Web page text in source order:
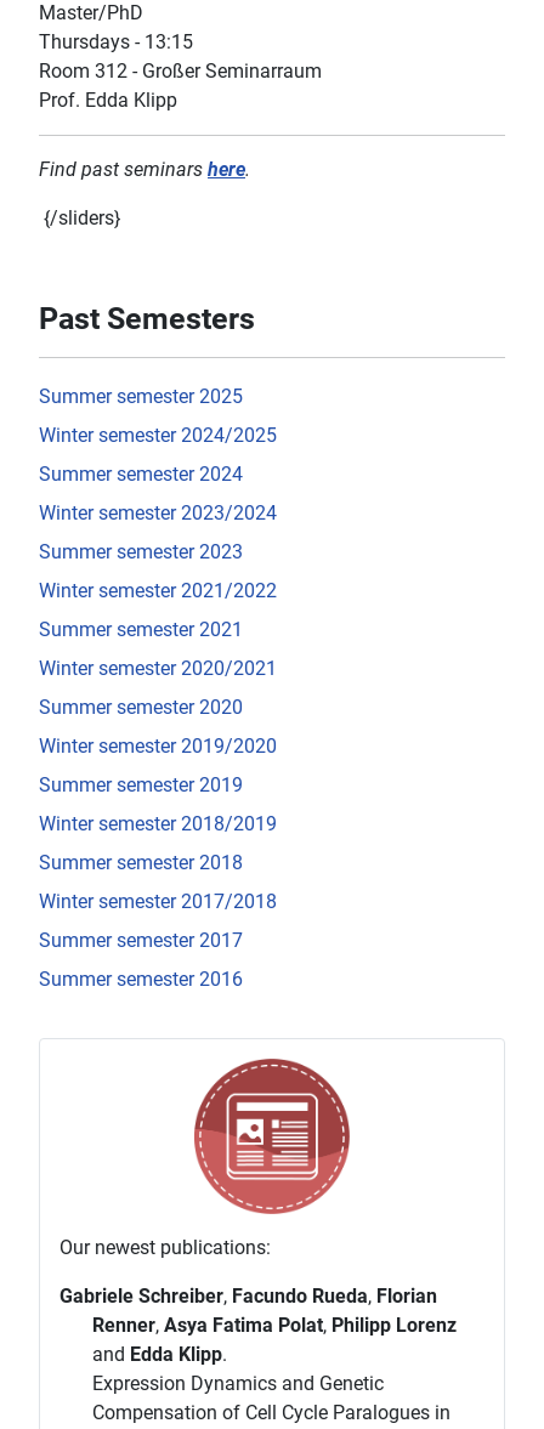
Master/PhD
Thursdays - 13:15
Room 312 - Großer Seminarraum
Prof. Edda Klipp
Find past seminars here.
{/sliders}
Past Semesters
Summer semester 2025
Winter semester 2024/2025
Summer semester 2024
Winter semester 2023/2024
Summer semester 2023
Winter semester 2021/2022
Summer semester 2021
Winter semester 2020/2021
Summer semester 2020
Winter semester 2019/2020
Summer semester 2019
Winter semester 2018/2019
Summer semester 2018
Winter semester 2017/2018
Summer semester 2017
Summer semester 2016
Our newest publications:
Gabriele Schreiber, Facundo Rueda, Florian
Renner, Asya Fatima Polat, Philipp Lorenz
and Edda Klipp.
Expression Dynamics and Genetic
Compensation of Cell Cycle Paralogues in